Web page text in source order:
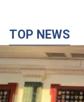
TOP NEWS